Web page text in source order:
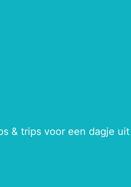
& trips voor een dagje